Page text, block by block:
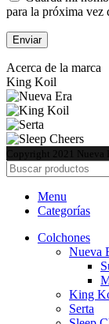
para la próxima vez
Acerca de la marca
King Koil
Copyright
2021 Nueva
Menu
Categorías
Colchones
Nueva
King
Serta